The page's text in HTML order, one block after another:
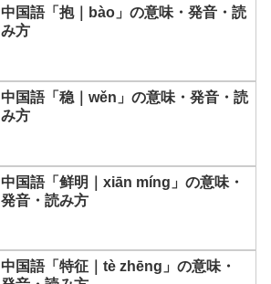
中国語「抱｜bào」の意味・発音・読
み方
中国語「稳｜wěn」の意味・発音・読
み方
中国語「鲜明｜xiān míng」の意味・
発音・読み方
中国語「特征｜tè zhēng」の意味・